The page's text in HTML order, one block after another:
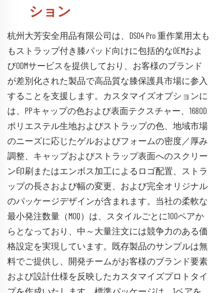
ション
杭州大芳安全用品有限公司は、DS04 Pro 重作業用太も
もストラップ付き膝パッド向けに包括的なOEMおよ
びODMサービスを提供しており、お客様のブランド
が差別化された製品で高品質な膝保護具市場に参入
することを支援します。カスタマイズオプションに
は、PPキャップの色および表面テクスチャー、1680D
ポリエステル生地およびストラップの色、地域市場
のニーズに応じたゲルおよびフォームの密度／厚み
調整、キャップおよびストラップ表面へのスクリー
ン印刷またはエンボス加工によるロゴ配置、ストラ
ップの長さおよび幅の変更、および完全オリジナル
のパッケージデザインが含まれます。当社の柔軟な
最小発注数量（MOQ）は、スタイルごとに100ペアか
らとなっており、中～大量注文には競争力のある価
格設定を実現しています。既存製品のサンプルは無
料でご提供し、開発チームがお客様のブランド要素
および設計仕様を反映したカスタマイズプロトタイ